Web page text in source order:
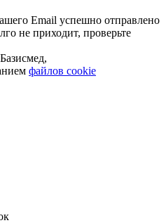
Email успешно отправлено
не приходит, проверьте
файлов cookie